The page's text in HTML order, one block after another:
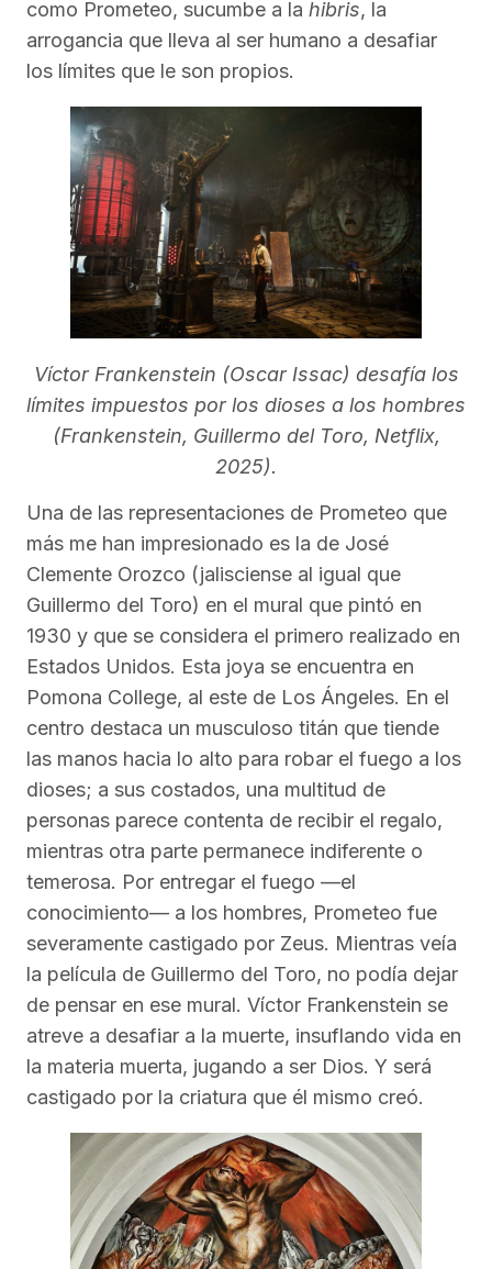
como Prometeo, sucumbe a la hibris, la
arrogancia que lleva al ser humano a desafiar
los límites que le son propios.
Víctor Frankenstein (Oscar Issac) desafía los
límites impuestos por los dioses a los hombres
(Frankenstein, Guillermo del Toro, Netflix,
2025).
Una de las representaciones de Prometeo que
más me han impresionado es la de José
Clemente Orozco (jalisciense al igual que
Guillermo del Toro) en el mural que pintó en
1930 y que se considera el primero realizado en
Estados Unidos. Esta joya se encuentra en
Pomona College, al este de Los Ángeles. En el
centro destaca un musculoso titán que tiende
las manos hacia lo alto para robar el fuego a los
dioses; a sus costados, una multitud de
personas parece contenta de recibir el regalo,
mientras otra parte permanece indiferente o
temerosa. Por entregar el fuego —el
conocimiento— a los hombres, Prometeo fue
severamente castigado por Zeus. Mientras veía
la película de Guillermo del Toro, no podía dejar
de pensar en ese mural. Víctor Frankenstein se
atreve a desafiar a la muerte, insuflando vida en
la materia muerta, jugando a ser Dios. Y será
castigado por la criatura que él mismo creó.